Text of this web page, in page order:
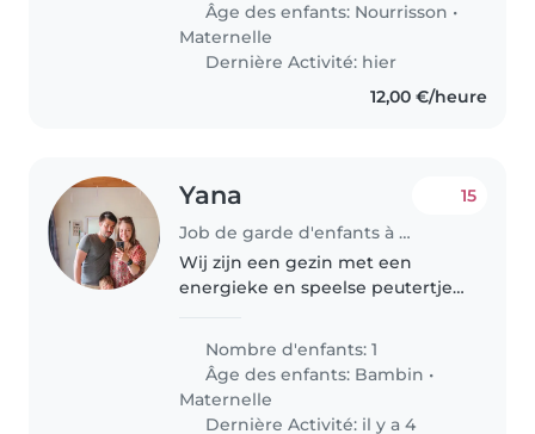
Âge des enfants: Nourrisson •
Maternelle
Dernière Activité: hier
12,00 €/heure
Yana
Job de garde d'enfants à Schelle
15
Wij zijn een gezin met een
energieke en speelse peutertje
attente babysitter die graag
samen af en toe kookt. Je bent
welkom om langs te komen!
Nombre d'enfants: 1
Âge des enfants: Bambin •
Maternelle
Dernière Activité: il y a 4